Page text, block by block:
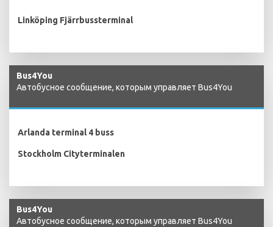
Linköping Fjärrbussterminal
Bus4You
Автобусное сообщение, которым управляет Bus4You
Arlanda terminal 4 buss
Stockholm Cityterminalen
Bus4You
Автобусное сообщение, которым управляет Bus4You